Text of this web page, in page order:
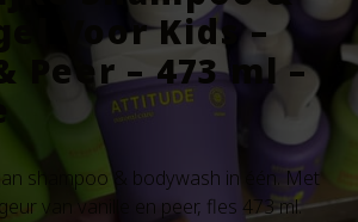
Voor Kids –
Peer – 473 ml –
shampoo & bodywash in één. Met
van vanille en peer, fles 473 ml.